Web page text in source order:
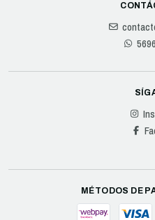
MÉTODOS DE